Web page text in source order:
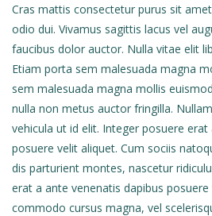
Cras mattis consectetur purus sit
odio dui. Vivamus sagittis lacus vel
faucibus dolor auctor. Nulla vitae elit
Etiam porta sem malesuada magna
sem malesuada magna mollis
nulla non metus auctor fringilla.
vehicula ut id elit. Integer posuere
posuere velit aliquet. Cum sociis
dis parturient montes, nascetur
erat a ante venenatis dapibus
commodo cursus magna, vel